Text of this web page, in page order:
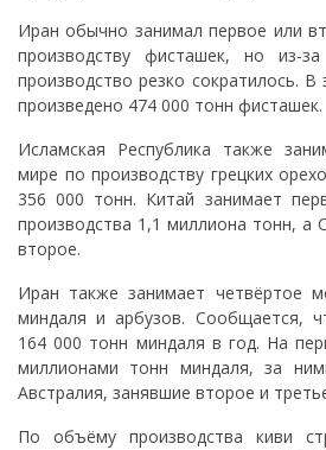
Иран обычно занимал первое или
производству фисташек, но из-
производство резко сократилось.
произведено 474 000 тонн фисташек.
Исламская Республика также
мире по производству грецких
356 000 тонн. Китай занимает
производства 1,1 миллиона тонн,
второе.
Иран также занимает четвёртое
миндаля и арбузов. Сообщается,
164 000 тонн миндаля в год. На
миллионами тонн миндаля, за
Австралия, занявшие второе и
По объёму производства киви